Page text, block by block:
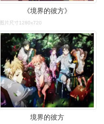
《境界的彼方》
图片尺寸1280x720
境界的彼方